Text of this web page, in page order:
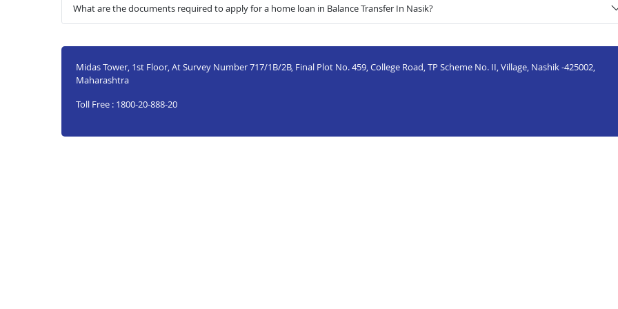
What are the documents required to apply for a home loan in Balance Transfer In Nasik?
Midas Tower, 1st Floor, At Survey Number 717/1B/2B, Final Plot No. 459, College Road, TP Scheme No. II, Village, Nashik -425002,
Maharashtra
Toll Free : 1800-20-888-20